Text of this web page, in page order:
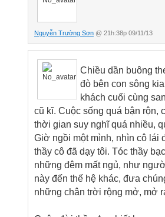
Nguyễn Trường Sơn @ 21h:38p 09/11/13
Chiều dần buông
đò bên con sông
khách cuối cùng
cũ kĩ. Cuộc sống quá bận rộn,
thời gian suy nghĩ quá nhiều,
Giờ ngồi một mình, nhìn cô lái
thầy cô đã dạy tôi. Tóc thầy
những đêm mất ngủ, như
này đến thế hệ khác, đưa
những chân trời rộng mở, mở